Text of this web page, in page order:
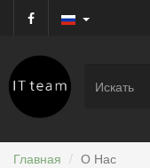
Главная О Нас